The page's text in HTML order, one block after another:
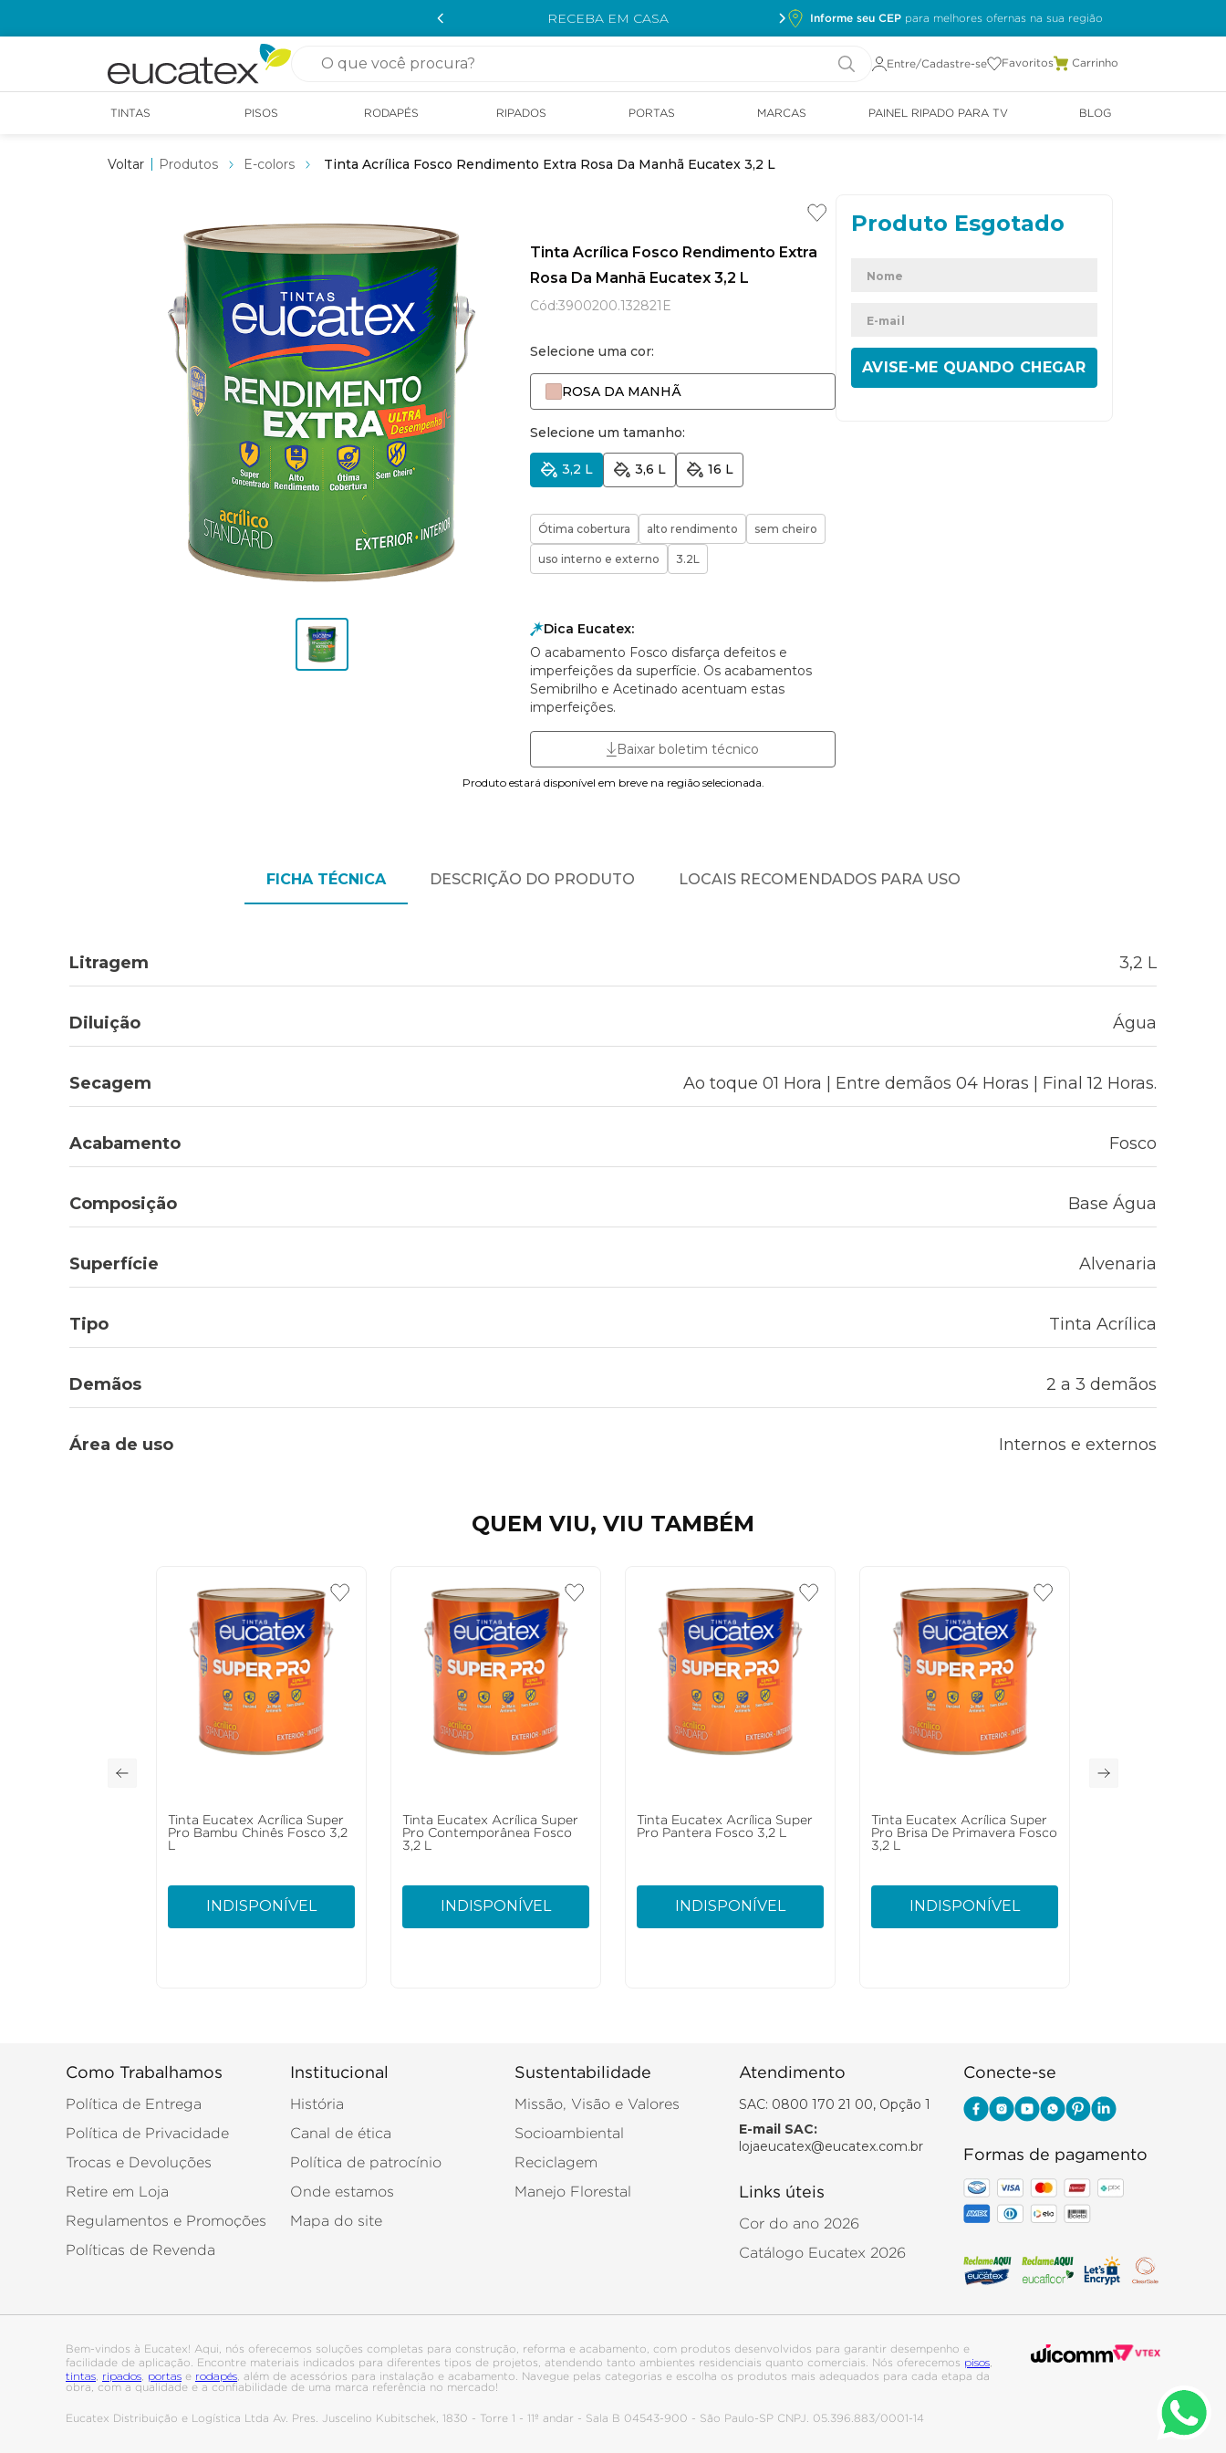
RECEBA EM CASA Informe seu CEP
O que você procura?
Entre/Cadastre-se Favoritos
TINTAS PISOS RODAPÉS RIPADOS PORTAS MARCAS PAINEL RIPADO PARA TV BLOG
Produtos E-colors Tinta Acrílica Fosco Rendimento Extra Rosa Da Manhã Eucatex 3,2 L
Tinta Acrílica Fosco Rendimento Extra
Rosa Da Manhã Eucatex 3,2 L
Cód:3900200.132821E
Selecione uma cor:
ROSA DA MANHÃ
Selecione um tamanho:
3,2 L 3,6 L 16 L
Ótima cobertura alto rendimento sem cheiro
uso interno e externo 3.2L
Dica Eucatex:
O acabamento Fosco disfarça defeitos e
imperfeições da superfície. Os acabamentos
Semibrilho e Acetinado acentuam estas
imperfeições.
Baixar boletim técnico
ENVIAR
Produto estará disponível em breve na região selecionada.
FICHA TÉCNICA DESCRIÇÃO DO PRODUTO LOCAIS RECOMENDADOS PARA USO
Litragem 3,2 L
Diluição Água
Secagem Ao toque 01 Hora | Entre demãos 04 Horas | Final 12 Horas.
Acabamento Fosco
Composição Base Água
Superfície Alvenaria
Tipo Tinta Acrílica
Demãos 2 a 3 demãos
Área de uso Internos e externos
QUEM VIU, VIU TAMBÉM
Tinta Eucatex Acrílica Super
Pro Bambu Chinês Fosco 3,2
INDISPONÍVEL
Tinta Eucatex Acrílica Super
Pro Contemporânea Fosco
3,2 L
INDISPONÍVEL
Tinta Eucatex Acrílica Super
Pro Pantera Fosco 3,2 L
INDISPONÍVEL
Tinta Eucatex Acrílica Super
Pro Brisa De Primavera Fosco
3,2 L
INDISPONÍVEL
Como Trabalhamos
Política de Entrega
Política de Privacidade
Trocas e Devoluções
Retire em Loja
Regulamentos e Promoções
Políticas de Revenda
Institucional
História
Canal de ética
Política de patrocínio
Onde estamos
Mapa do site
Sustentabilidade
Missão, Visão e Valores
Socioambiental
Reciclagem
Manejo Florestal
Atendimento
SAC: 0800 170 21 00, Opção 1
E-mail SAC:
lojaeucatex@eucatex.com.br
Links úteis
Cor do ano 2026
Catálogo Eucatex 2026
Conecte-se
Formas de pagamento
Bem-vindos à Eucatex! Aqui, nós oferecemos soluções completas para construção, reforma e acabamento, com produtos desenvolvidos para garantir desempenho e
facilidade de aplicação. Encontre materiais indicados para diferentes tipos de projetos, atendendo tanto ambientes residenciais quanto comerciais. Nós oferecemos pisos
tintas ripados portas e rodapés , além de acessórios para instalação e acabamento. Navegue pelas categorias e escolha os produtos mais adequados para cada etapa da
obra, com a qualidade e a confiabilidade de uma marca referência no mercado!
Eucatex Distribuição e Logística Ltda Av. Pres. Juscelino Kubitschek, 1830 - Torre 1 - 11º andar - Sala B 04543-900 - São Paulo-SP CNPJ. 05.396.883/0001-14